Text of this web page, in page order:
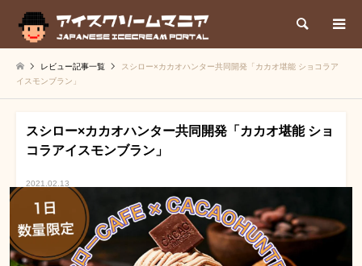
検索
レビュー記事一覧
スシロー×カカオハンター共同開発「カカオ堪能 ショコラア
イスモンブラン」
スシロー×カカオハンター共同開発「カカオ堪能 ショ
コラアイスモンブラン」
2021.02.13